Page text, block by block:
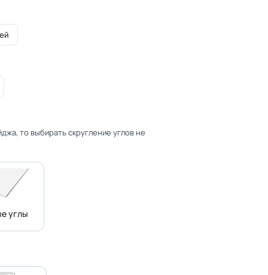
то выбирать скругление углов не
углы